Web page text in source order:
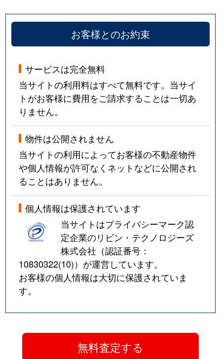
お客様とのお約束
サービスは完全無料
当サイトの利用料はすべて無料です。当サイ
トがお客様に費用をご請求することは一切あ
りません。
物件は公開されません
当サイトの利用によってお客様の不動産物件
や個人情報が許可なくネットなどに公開され
ることはありません。
個人情報は保護されています
当サイトはプライバシーマーク認
定企業のリビン・テクノロジーズ
株式会社（認証番号：
10830322(10)）が運営しています。
お客様の個人情報は大切に保護されていま
す。